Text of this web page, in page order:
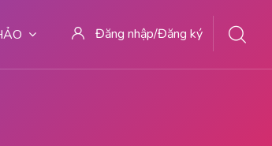
Đăng nhập/Đăng ký